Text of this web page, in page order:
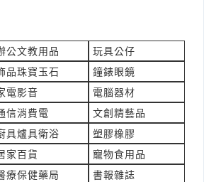
立即報價
代為焊接針腳
立即報價
公文教用品
玩具公仔
品珠寶玉石
鐘錶眼鏡
電影音
電腦器材
信消費電
文創精藝品
具爐具衛浴
塑膠橡膠
家百貨
寵物食用品
療保健藥局
書報雜誌